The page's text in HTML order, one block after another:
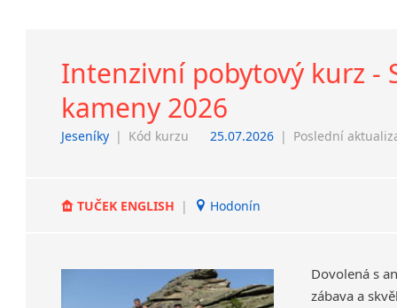
Intenzivní pobytový kurz -
kameny 2026
Jeseníky | Kód kurzu 25.07.2026 | Poslední
TUČEK ENGLISH | Hodonín
Dovolená s
zábava a